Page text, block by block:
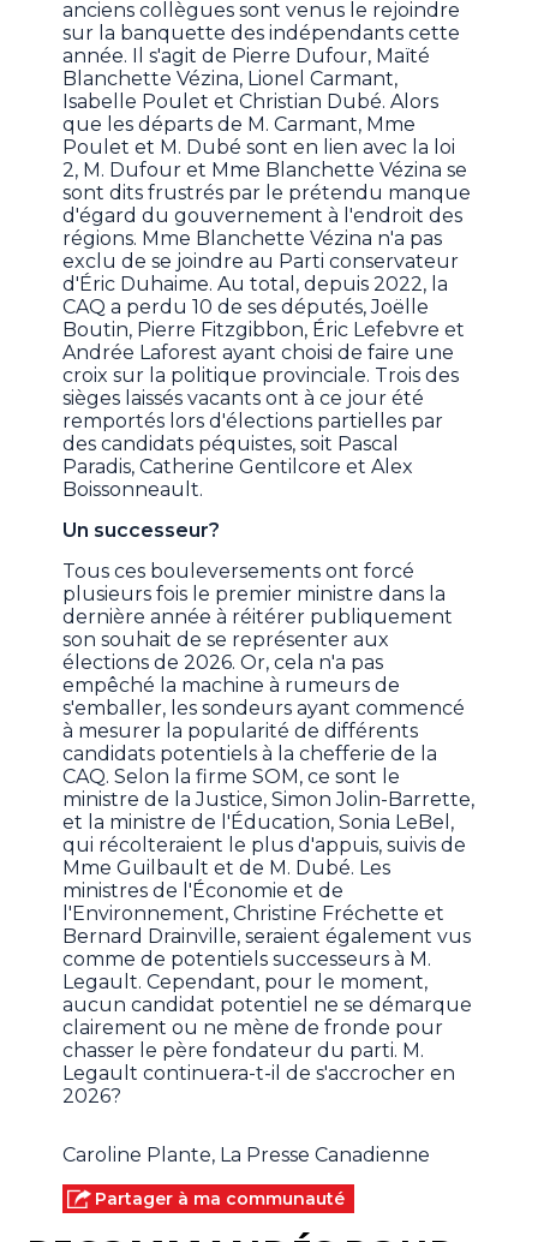
anciens collègues sont venus le rejoindre
sur la banquette des indépendants cette
année. Il s'agit de Pierre Dufour, Maïté
Blanchette Vézina, Lionel Carmant,
Isabelle Poulet et Christian Dubé. Alors
que les départs de M. Carmant, Mme
Poulet et M. Dubé sont en lien avec la loi
2, M. Dufour et Mme Blanchette Vézina se
sont dits frustrés par le prétendu manque
d'égard du gouvernement à l'endroit des
régions. Mme Blanchette Vézina n'a pas
exclu de se joindre au Parti conservateur
d'Éric Duhaime. Au total, depuis 2022, la
CAQ a perdu 10 de ses députés, Joëlle
Boutin, Pierre Fitzgibbon, Éric Lefebvre et
Andrée Laforest ayant choisi de faire une
croix sur la politique provinciale. Trois des
sièges laissés vacants ont à ce jour été
remportés lors d'élections partielles par
des candidats péquistes, soit Pascal
Paradis, Catherine Gentilcore et Alex
Boissonneault.
Un successeur?
Tous ces bouleversements ont forcé
plusieurs fois le premier ministre dans la
dernière année à réitérer publiquement
son souhait de se représenter aux
élections de 2026. Or, cela n'a pas
empêché la machine à rumeurs de
s'emballer, les sondeurs ayant commencé
à mesurer la popularité de différents
candidats potentiels à la chefferie de la
CAQ. Selon la firme SOM, ce sont le
ministre de la Justice, Simon Jolin-Barrette,
et la ministre de l'Éducation, Sonia LeBel,
qui récolteraient le plus d'appuis, suivis de
Mme Guilbault et de M. Dubé. Les
ministres de l'Économie et de
l'Environnement, Christine Fréchette et
Bernard Drainville, seraient également vus
comme de potentiels successeurs à M.
Legault. Cependant, pour le moment,
aucun candidat potentiel ne se démarque
clairement ou ne mène de fronde pour
chasser le père fondateur du parti. M.
Legault continuera-t-il de s'accrocher en
2026?
Caroline Plante, La Presse Canadienne
Partager à ma communauté